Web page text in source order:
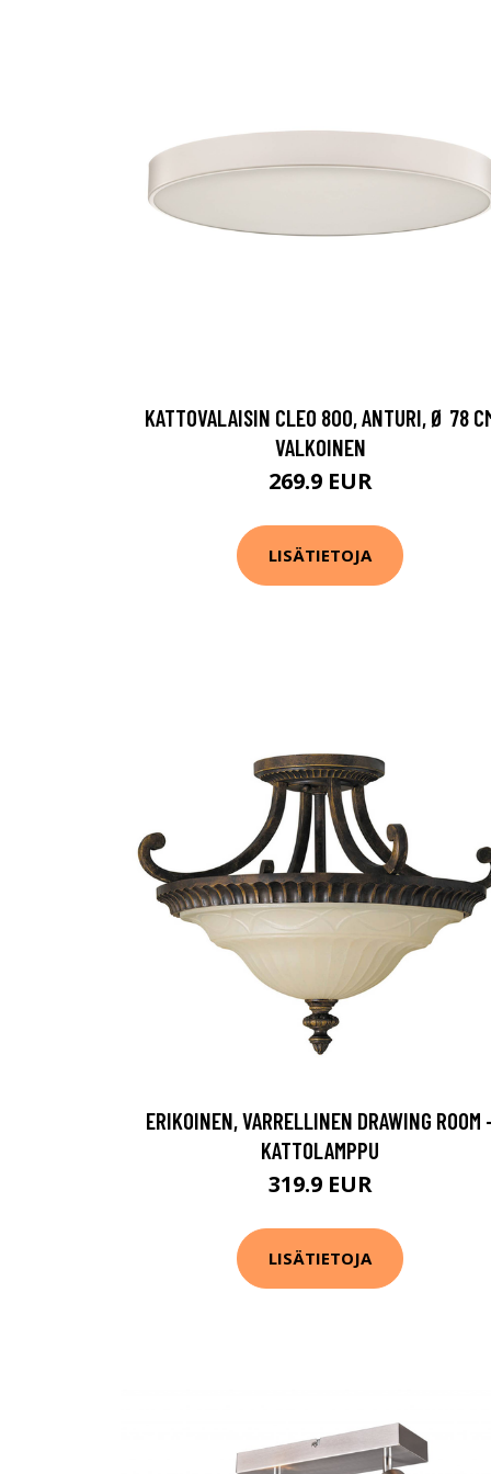
KATTOVALAISIN CLEO 800, ANTURI, Ø 78
VALKOINEN
269.9 EUR
LISÄTIETOJA
ERIKOINEN, VARRELLINEN DRAWING ROOM
KATTOLAMPPU
319.9 EUR
LISÄTIETOJA